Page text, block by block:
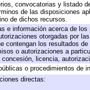
convocatorias y listado
de las disposiciones
de dichos recursos.
e información acerca de
otorgadas por
contengan los resultados
o autorizaciones a
licencia,
o procedimientos de
directas: